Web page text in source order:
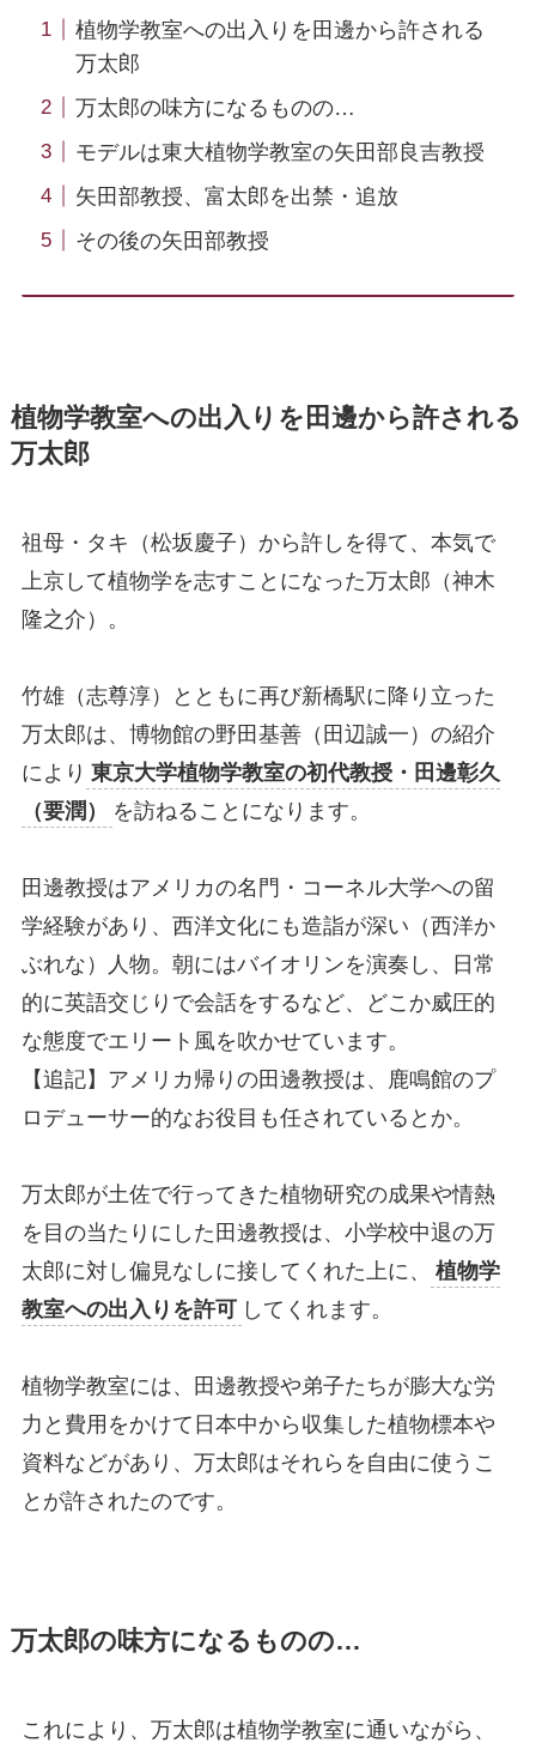
植物学教室への出入りを田邊から許される
万太郎
万太郎の味方になるものの…
モデルは東大植物学教室の矢田部良吉教授
矢田部教授、富太郎を出禁・追放
その後の矢田部教授
植物学教室への出入りを田邊から許される
万太郎
祖母・タキ（松坂慶子）から許しを得て、本気で
上京して植物学を志すことになった万太郎（神木
隆之介）。
竹雄（志尊淳）とともに再び新橋駅に降り立った
万太郎は、博物館の野田基善（田辺誠一）の紹介
により 東京大学植物学教室の初代教授・田邊彰久
（要潤）
を訪ねることになります。
田邊教授はアメリカの名門・コーネル大学への留
学経験があり、西洋文化にも造詣が深い（西洋か
ぶれな）人物。朝にはバイオリンを演奏し、日常
的に英語交じりで会話をするなど、どこか威圧的
な態度でエリート風を吹かせています。
【追記】アメリカ帰りの田邊教授は、鹿鳴館のプ
ロデューサー的なお役目も任されているとか。
万太郎が土佐で行ってきた植物研究の成果や情熱
を目の当たりにした田邊教授は、小学校中退の万
太郎に対し偏見なしに接してくれた上に、
植物学
教室への出入りを許可 してくれます。
植物学教室には、田邊教授や弟子たちが膨大な労
力と費用をかけて日本中から収集した植物標本や
資料などがあり、万太郎はそれらを自由に使うこ
とが許されたのです。
万太郎の味方になるものの…
これにより、万太郎は植物学教室に通いながら、